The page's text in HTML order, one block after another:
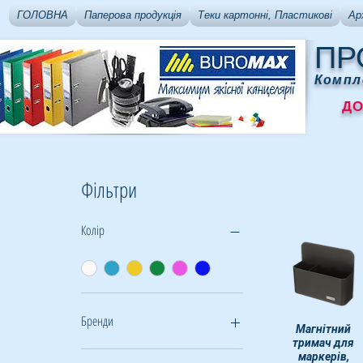
ГОЛОВНА Паперова продукція Теки картонні, Пластикові
Фільтри
Колір
Бренди
Buromax
Швидкий перегляд
Магнітний
тримач для
маркерів,